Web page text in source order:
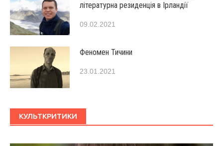
літературна резиденція в Ірландії
09.02.2021
Феномен Тичини
23.01.2021
КУЛЬТКРИТИКИ